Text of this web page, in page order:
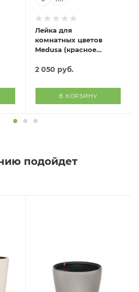
Лейка для
комнатных цветов
Medusa (красное
2 050 руб.
В КОРЗИНУ
подойдет